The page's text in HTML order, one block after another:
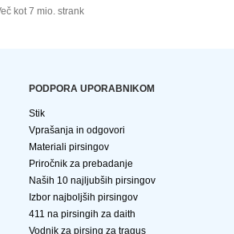
kot 7 mio. strank
PODPORA UPORABNIKOM
Stik
Vprašanja in odgovori
Materiali pirsingov
Priročnik za prebadanje
Naših 10 najljubših pirsingov
Izbor najboljših pirsingov
411 na pirsingih za daith
Vodnik za pirsing za tragus